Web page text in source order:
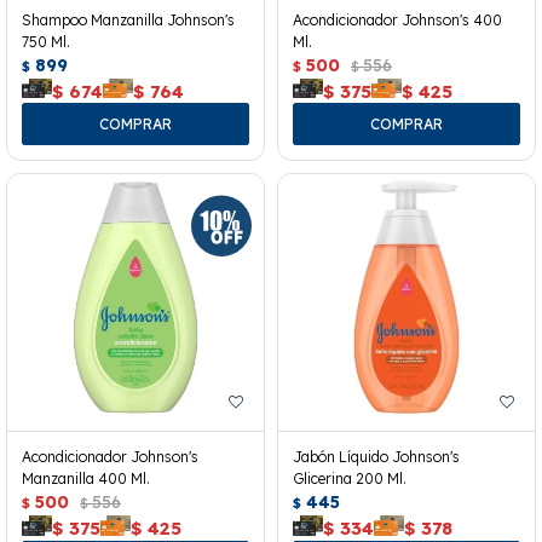
Shampoo Manzanilla Johnson's
750 Ml.
$ 899
$ 674 $ 764
Acondicionador Johnson's 400
Ml.
$ 500 $ 556
$ 375 $ 425
Acondicionador Johnson's
Manzanilla 400 Ml.
$ 500 $ 556
$ 375 $ 425
Jabón Líquido Johnson's
Glicerina 200 Ml.
$ 445
$ 334 $ 378